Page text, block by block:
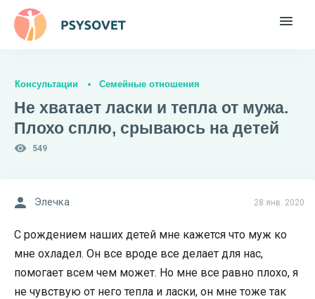
Консультации Семейные отношения
Не хватает ласки и тепла от мужа.
Плохо сплю, срываюсь на детей
549
28 янв. 2020
Элечка
С рождением наших детей мне кажется что муж ко
мне охладел. Он все вроде все делает для нас,
помогает всем чем может. Но мне все равно плохо, я
не чувствую от него тепла и ласки, он мне тоже так